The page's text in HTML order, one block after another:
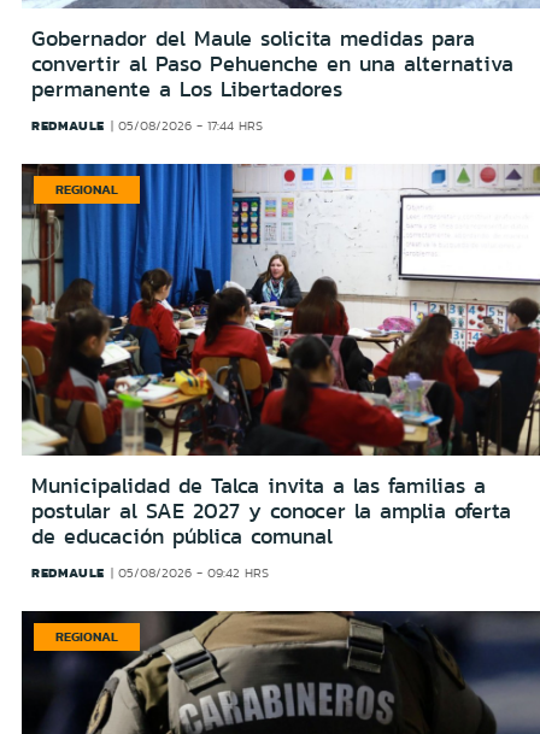
Gobernador del Maule solicita medidas para
convertir al Paso Pehuenche en una alternativa
permanente a Los Libertadores
REDMAULE 05/08/2026 - 17:44 HRS
REGIONAL
Municipalidad de Talca invita a las familias a
postular al SAE 2027 y conocer la amplia oferta
de educación pública comunal
REDMAULE 05/08/2026 - 09:42 HRS
REGIONAL